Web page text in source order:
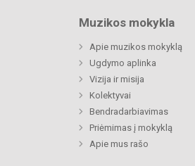
Muzikos mokykla
Apie muzikos mokyklą
Ugdymo aplinka
Vizija ir misija
Kolektyvai
Bendradarbiavimas
Priėmimas į mokyklą
Apie mus rašo